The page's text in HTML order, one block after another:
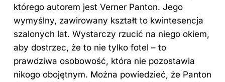
którego autorem jest Verner Panton. Jego
wymyślny, zawirowany kształt to kwintesencja
szalonych lat. Wystarczy rzucić na niego okiem,
aby dostrzec, że to nie tylko fotel – to
prawdziwa osobowość, która nie pozostawia
nikogo obojętnym. Można powiedzieć, że Panton